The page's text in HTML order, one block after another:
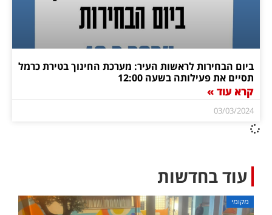
ביום הבחירות לראשות העיר: מערכת החינוך בטירת כרמל
תסיים את פעילותה בשעה 12:00
קרא עוד »
03/03/2024
עוד בחדשות
מקומי